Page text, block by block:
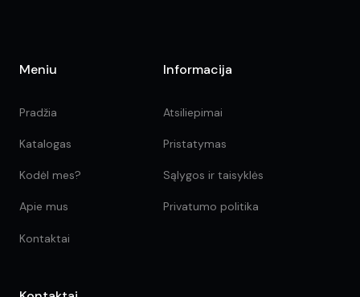
Meniu
Pradžia
Katalogas
Kodėl mes?
Apie mus
Kontaktai
Informacija
Atsiliepimai
Pristatymas
Sąlygos ir taisyklės
Privatumo politika